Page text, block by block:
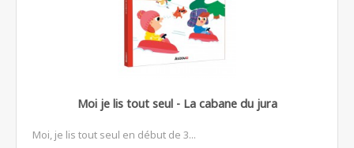
Moi je lis tout seul - La cabane du jura
Moi, je lis tout seul en début de 3...